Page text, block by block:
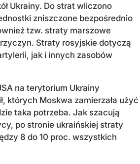
Ukrainy. Do strat wliczono
zniszczone bezpośrednio
tzw. straty marszowe
Straty rosyjskie dotyczą
jak i innych zasobów
na terytorium Ukrainy
których Moskwa zamierzała użyć
taka potrzeba. Jak szacują
po stronie ukraińskiej straty
8 do 10 proc. wszystkich